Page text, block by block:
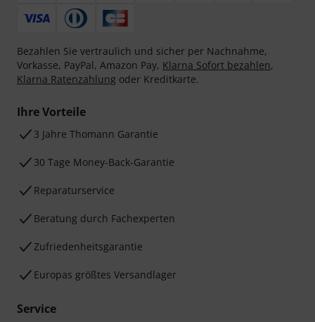
Bezahlen Sie vertraulich und sicher per Nachnahme,
Vorkasse, PayPal, Amazon Pay, Klarna Sofort bezahlen,
Klarna Ratenzahlung oder Kreditkarte.
Ihre Vorteile
3 Jahre Thomann Garantie
30 Tage Money-Back-Garantie
Reparaturservice
Beratung durch Fachexperten
Zufriedenheitsgarantie
Europas größtes Versandlager
Service